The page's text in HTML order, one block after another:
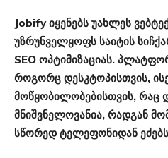
Jobify იყენებს უახლეს
უზრუნველყოფს საიტის
SEO ოპტიმიზაციას.
როგორც დესკტოპისთვის,
მოწყობილობებისთვის, რაც
მნიშვნელოვანია, რადგან
სწორედ ტელეფონიდან ეძებს